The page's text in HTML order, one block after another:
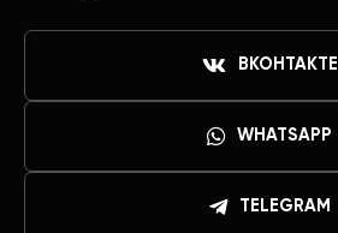
ВКОНТАКТЕ
WHATSAPP
TELEGRAM